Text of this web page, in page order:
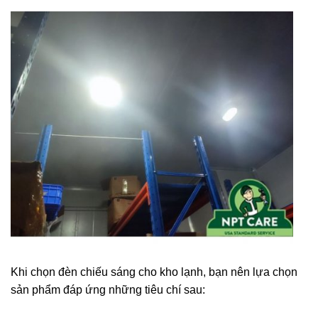
Khi chọn đèn chiếu sáng cho kho lạnh, bạn nên lựa chọn
sản phẩm đáp ứng những tiêu chí sau: